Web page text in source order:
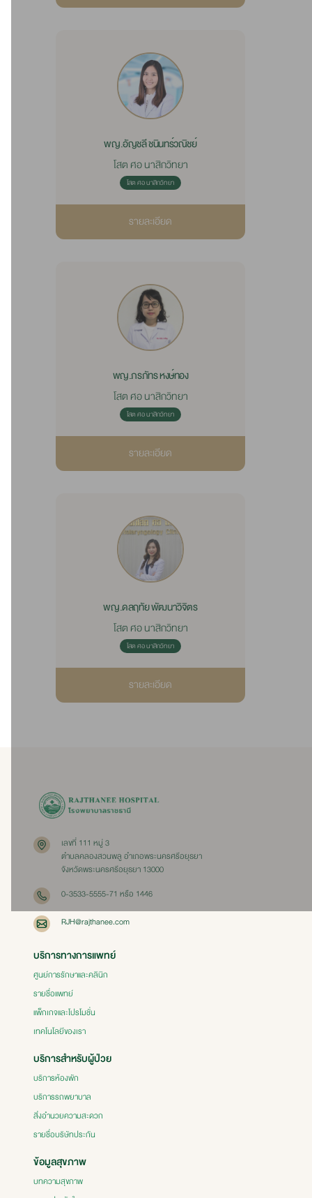
พญ.อัญชลี ชนินทร์วณิชย์
โสต ศอ นาสิกวิทยา
โสต ศอ นาสิกวิทยา
รายละเอียด
พญ.ภรภัทร หงษ์ทอง
โสต ศอ นาสิกวิทยา
โสต ศอ นาสิกวิทยา
รายละเอียด
พญ.ดลฤทัย พัฒนาวิจิตร
โสต ศอ นาสิกวิทยา
โสต ศอ นาสิกวิทยา
รายละเอียด
เลขที่ 111 หมู่ 3
ตำบลคลองสวนพลู อำเภอพระนครศรีอยุธยา
จังหวัดพระนครศรีอยุธยา 13000
0-3533-5555-71 หรือ 1446
RJH@rajthanee.com
บริการทางการแพทย์
ศูนย์การรักษาและคลินิก
รายชื่อแพทย์
แพ็กเกจและโปรโมชั่น
เทคโนโลยีของเรา
บริการสำหรับผู้ป่วย
บริการห้องพัก
บริการรถพยาบาล
สิ่งอำนวยความสะดวก
รายชื่อบริษัทประกัน
ข้อมูลสุขภาพ
บทความสุขภาพ